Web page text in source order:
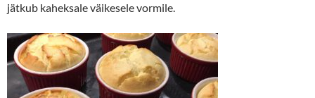
jätkub kaheksale väikesele vormile.